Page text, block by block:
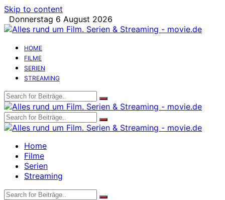
Skip to content
Donnerstag 6 August 2026
HOME
FILME
SERIEN
STREAMING
Home
Filme
Serien
Streaming